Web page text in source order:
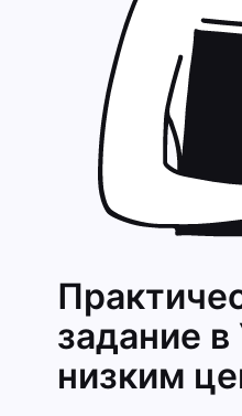
задание
низким